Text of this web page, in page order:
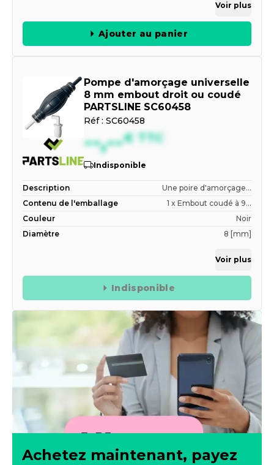
Voir plus
Ajouter au panier
Pompe d'amorçage universelle
8 mm embout droit ou coudé
PARTSLINE SC60458
Réf : SC60458
--,--€ TTC
Indisponible
Description
Une poire d'amorçage...
Contenu de l'emballage
1 x Embout coudé à 9...
Couleur
Noir
Diamètre
8 [mm]
Voir plus
Indisponible
Achetez maintenant, payez